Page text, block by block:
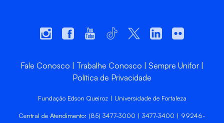
Fale Conosco Trabalhe Conosco
Sempre Unifor
Política de Privacidade
Fundação Edson Queiroz | Universidade de Fortaleza
Central de Atendimento: (85) 3477-3000 | 3477-3400 | 99246-